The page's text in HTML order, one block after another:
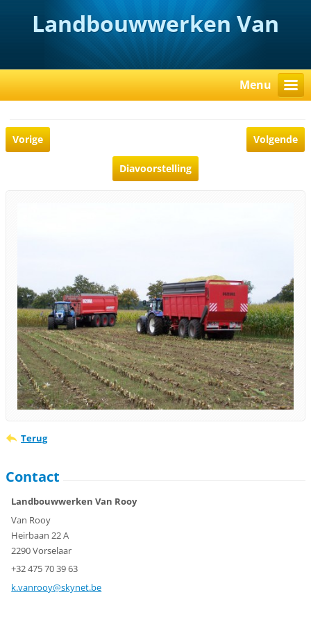
Landbouwwerken Van
Rooy
Menu
Vorige Volgende
Diavoorstelling
Terug
Contact
Landbouwwerken Van Rooy
Van Rooy
Heirbaan 22 A
2290 Vorselaar
+32 475 70 39 63
k.vanrooy@skynet.be